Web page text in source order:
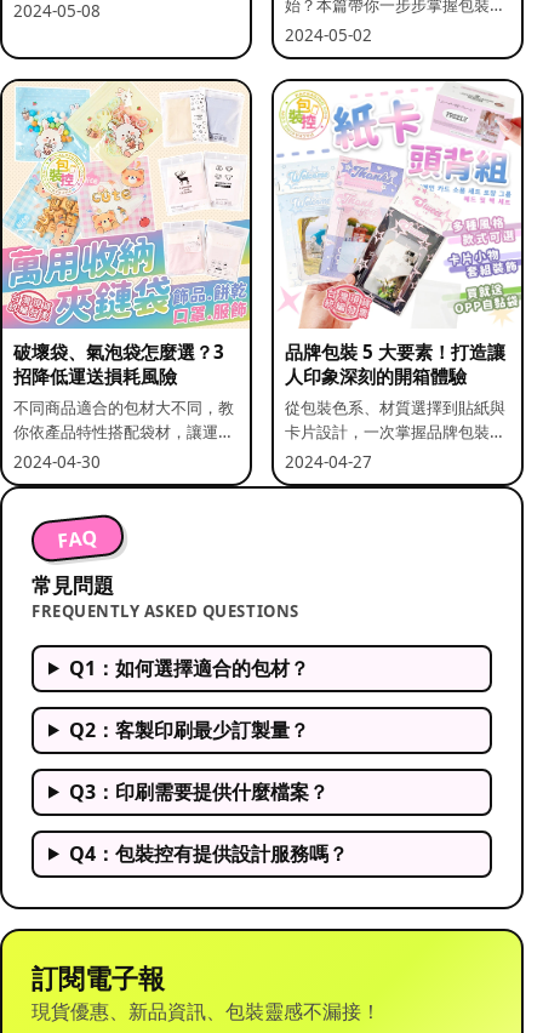
點的實用做法。
2024-05-08
始？本篇帶你一步步掌握包裝流
程與出貨前檢查重點。
2024-05-02
破壞袋、氣泡袋怎麼選？3
招降低運送損耗風險
不同商品適合的包材大不同，教
你依產品特性搭配袋材，讓運送
更安全。
2024-04-30
品牌包裝 5 大要素！打造讓
人印象深刻的開箱體驗
從包裝色系、材質選擇到貼紙與
卡片設計，一次掌握品牌包裝的
關鍵要素。
2024-04-27
FAQ
常見問題
FREQUENTLY ASKED QUESTIONS
Q1：如何選擇適合的包材？
Q2：客製印刷最少訂製量？
Q3：印刷需要提供什麼檔案？
Q4：包裝控有提供設計服務嗎？
訂閱電子報
現貨優惠、新品資訊、包裝靈感不漏接！